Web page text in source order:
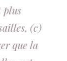
plus
(c)
que la